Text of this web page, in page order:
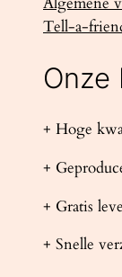
Tell-a-
Onze
+ Hoge
+
+ Gratis
+ Snelle